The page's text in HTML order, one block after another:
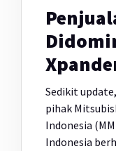
Sedikit
pihak
Indonesia
Indonesia